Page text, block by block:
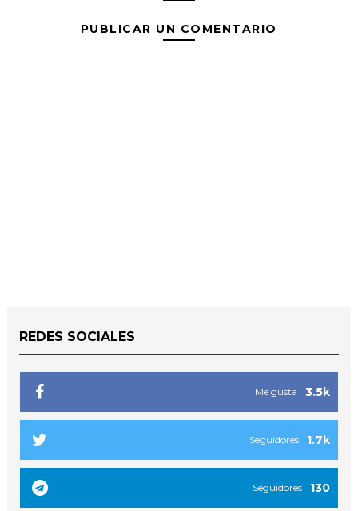
PUBLICAR UN COMENTARIO
REDES SOCIALES
3.5k
Me gusta
1.7k
Seguidores
130
Seguidores